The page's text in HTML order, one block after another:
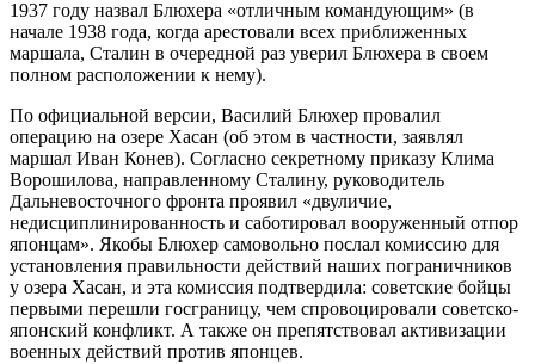
1937 году назвал Блюхера «отличным командующим» (в
начале 1938 года, когда арестовали всех приближенных
маршала, Сталин в очередной раз уверил Блюхера в своем
полном расположении к нему).
По официальной версии, Василий Блюхер провалил
операцию на озере Хасан (об этом в частности, заявлял
маршал Иван Конев). Согласно секретному приказу Клима
Ворошилова, направленному Сталину, руководитель
Дальневосточного фронта проявил «двуличие,
недисциплинированность и саботировал вооруженный отпор
японцам». Якобы Блюхер самовольно послал комиссию для
установления правильности действий наших пограничников
у озера Хасан, и эта комиссия подтвердила: советские бойцы
первыми перешли госграницу, чем спровоцировали советско-
японский конфликт. А также он препятствовал активизации
военных действий против японцев.